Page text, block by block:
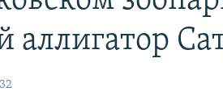
аллигатор